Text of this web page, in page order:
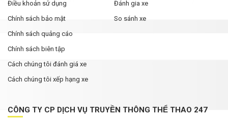
Điều khoản sử dụng
Chính sách bảo mật
Chính sách quảng cáo
Chính sách biên tập
Cách chúng tôi đánh giá xe
Cách chúng tôi xếp hạng xe
Đánh gia xe
So sánh xe
CÔNG TY CP DỊCH VỤ TRUYỀN THÔNG THỂ THAO 247